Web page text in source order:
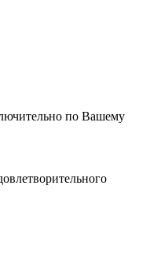
по Вашему